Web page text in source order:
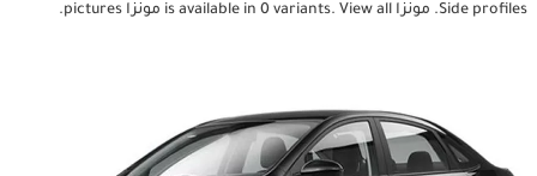
Side profiles. مونزا is available in 0 variants. View all مونزا pictures.